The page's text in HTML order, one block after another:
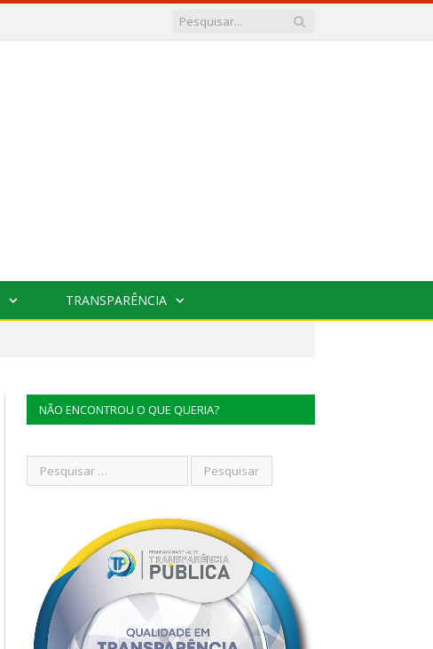
TRANSPARÊNCIA
NÃO ENCONTROU O QUE QUERIA?